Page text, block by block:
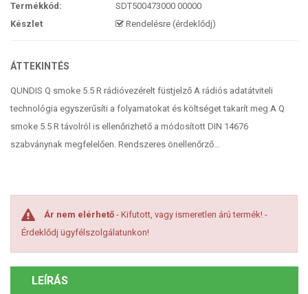
Termékkód:
SDT500473000 00000
Készlet
Rendelésre (érdeklődj)
ÁTTEKINTÉS
QUNDIS Q smoke 5.5 R rádióvezérelt füstjelző A rádiós adatátviteli
technológia egyszerűsíti a folyamatokat és költséget takarít meg.A Q
smoke 5.5 R távolról is ellenőrizhető a módosított DIN 14676
szabványnak megfelelően. Rendszeres önellenőrző...
Ár nem elérhető - Kifutott, vagy ismeretlen árú termék! -
Érdeklődj ügyfélszolgálatunkon!
LEÍRÁS